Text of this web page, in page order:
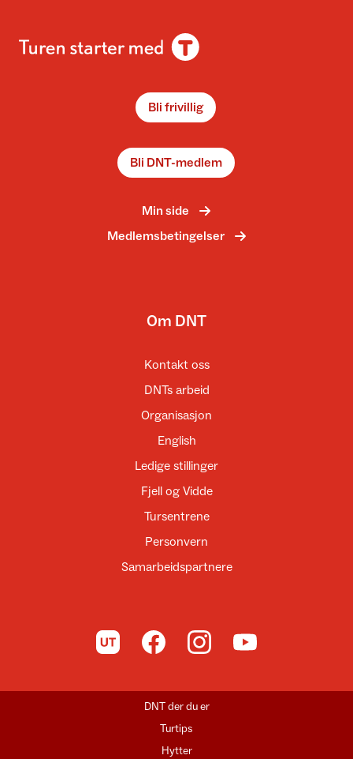
Bli frivillig
Bli DNT-medlem
Min side
Medlemsbetingelser
Om DNT
Kontakt oss
DNTs arbeid
Organisasjon
English
Ledige stillinger
Fjell og Vidde
Tursentrene
Personvern
Samarbeidspartnere
Til UT.no Til DNT på Facebook
Til DNT på Instagram
Til DNT på YouTube
DNT der du er
Turtips
Hytter